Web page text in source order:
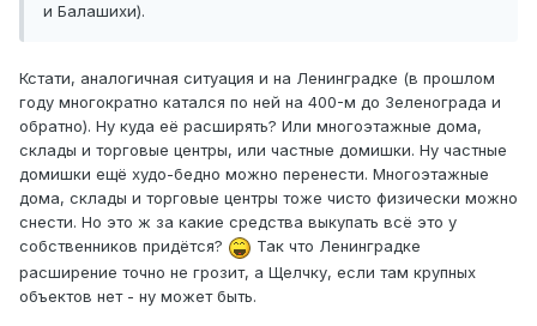
и Балашихи).
Кстати, аналогичная ситуация и на Ленинградке (в прошлом
году многократно катался по ней на 400-м до Зеленограда и
обратно). Ну куда её расширять? Или многоэтажные дома,
склады и торговые центры, или частные домишки. Ну частные
домишки ещё худо-бедно можно перенести. Многоэтажные
дома, склады и торговые центры тоже чисто физически можно
снести. Но это ж за какие средства выкупать всё это у
собственников придётся?
Так что Ленинградке
расширение точно не грозит, а Щелчку, если там крупных
объектов нет - ну может быть.